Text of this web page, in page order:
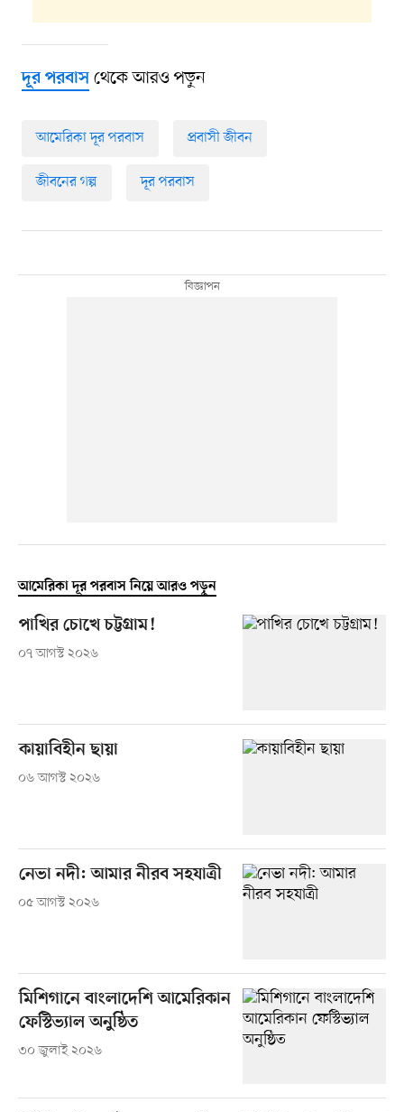
দূর পরবাসথেকে আরও পড়ুন
আমেরিকা দূর পরবাস প্রবাসী জীবন
জীবনের গল্প দূর পরবাস
আমেরিকা দূর পরবাস নিয়ে আরও পড়ুন
পাখির চোখে চট্টগ্রাম!
০৭ আগস্ট ২০২৬
কায়াবিহীন ছায়া
০৬ আগস্ট ২০২৬
নেভা নদী: আমার নীরব সহযাত্রী
০৫ আগস্ট ২০২৬
মিশিগানে বাংলাদেশি আমেরিকান
ফেস্টিভ্যাল অনুষ্ঠিত
৩০ জুলাই ২০২৬